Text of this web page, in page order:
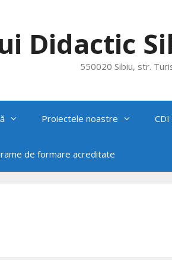
Didactic
550020 Sibiu, str.
Proiectele noastre
de formare acreditate